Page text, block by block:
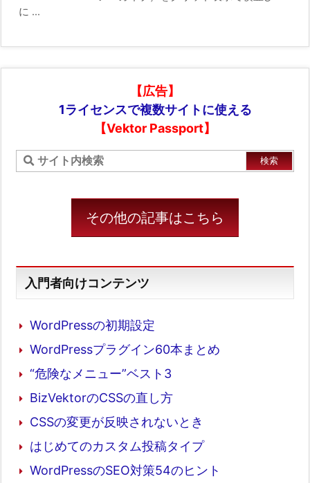
に ...
【広告】
1ライセンスで複数サイトに使える
【Vektor Passport】
その他の記事はこちら
入門者向けコンテンツ
WordPressの初期設定
WordPressプラグイン60本まとめ
“危険なメニュー”ベスト3
BizVektorのCSSの直し方
CSSの変更が反映されないとき
はじめてのカスタム投稿タイプ
WordPressのSEO対策54のヒント